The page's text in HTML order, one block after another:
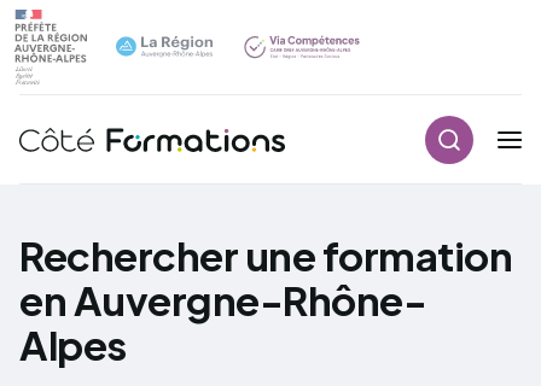
Navigation principale
Rechercher une formation
en Auvergne-Rhône-
Alpes